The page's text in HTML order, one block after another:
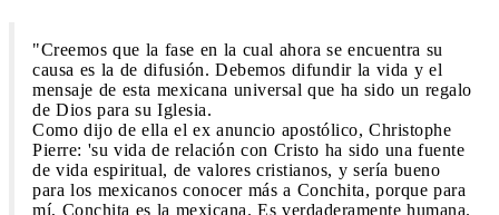
"Creemos que la fase en la cual ahora se encuentra su
causa es la de difusión. Debemos difundir la vida y el
mensaje de esta mexicana universal que ha sido un regalo
de Dios para su Iglesia.
Como dijo de ella el ex anuncio apostólico, Christophe
Pierre: 'su vida de relación con Cristo ha sido una fuente
de vida espiritual, de valores cristianos, y sería bueno
para los mexicanos conocer más a Conchita, porque para
mí, Conchita es la mexicana. Es verdaderamente humana.